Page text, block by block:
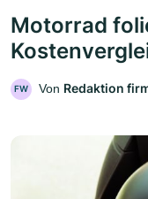
Motorrad
FW Von Redaktion